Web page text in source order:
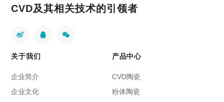
CVD及其相关技术的引领者
关于我们
企业简介
企业文化
产品中心
CVD陶瓷
粉体陶瓷